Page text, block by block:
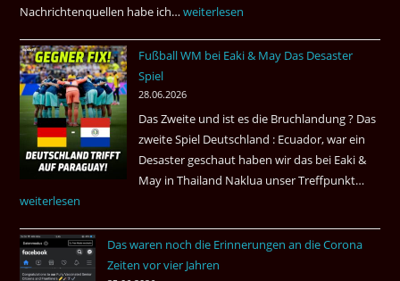
Nachrichtenquellen habe ich…Erdbeben
Venezuela
weiterlesen
Fußball WM bei Eaki & May Das Desaster
Spiel
28.06.2026
Das Zweite und ist es die Bruchlandung ? Das
zweite Spiel Deutschland : Ecuador, war ein
Desaster geschaut haben wir das bei Eaki &
May in Thailand Naklua unser Treffpunkt…
bei
weiterlesen
Das waren noch die Erinnerungen an die Corona
Zeiten vor vier Jahren